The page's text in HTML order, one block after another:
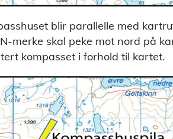
blir parallelle med
merke skal peke mot nord på
kompasset i forhold til kartet.